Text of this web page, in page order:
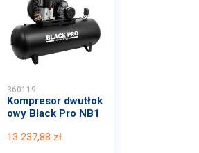
360119
Kompresor dwutłok
owy Black Pro NB1
13 237,88 zł